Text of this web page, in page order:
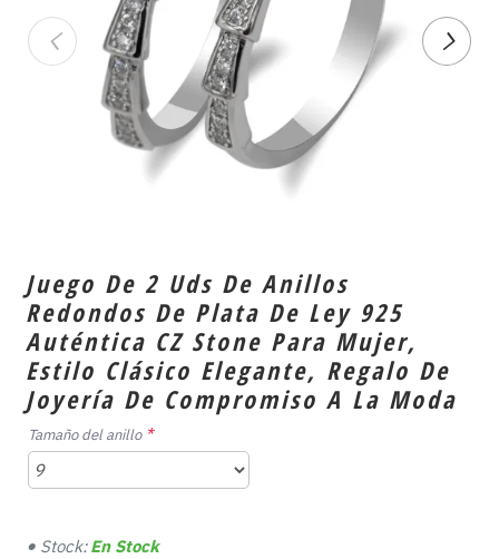
Juego De 2 Uds De Anillos
Redondos De Plata De Ley 925
Auténtica CZ Stone Para Mujer,
Estilo Clásico Elegante, Regalo De
Joyería De Compromiso A La Moda
Stock: En Stock
Tamaño del anillo